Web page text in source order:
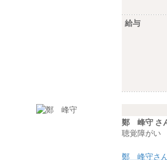
給与
鄭 峰守 さ
聴覚障がい
鄭 峰守さ